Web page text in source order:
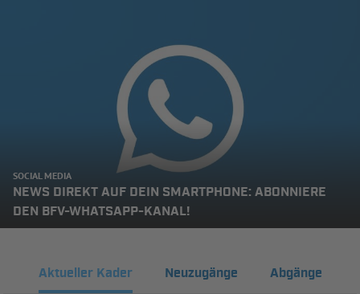
SOCIAL MEDIA
NEWS DIREKT AUF DEIN SMARTPHONE: ABONNIERE
DEN BFV-WHATSAPP-KANAL!
Aktueller Kader Neuzugänge Abgänge